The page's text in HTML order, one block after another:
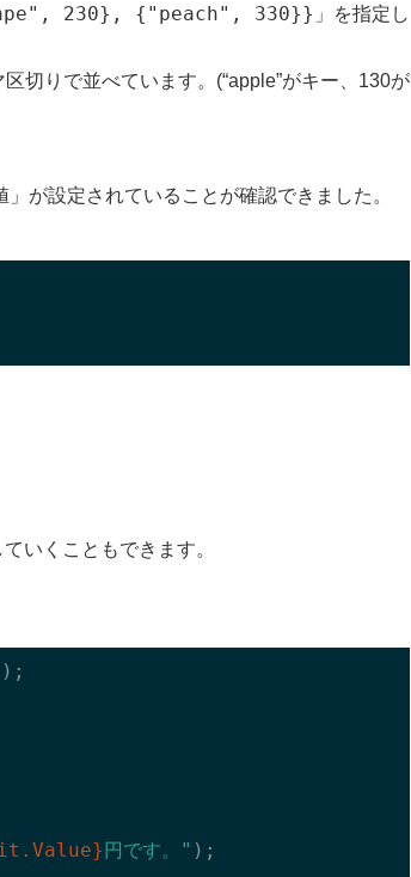
230}, {"peach", 330}} 」を指定し
切りで並べています。(“apple”がキー、130が
が設定されていることが確認できました。
いくこともできます。
円です。" );